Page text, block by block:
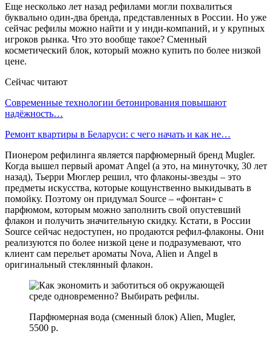
Еще несколько лет назад рефилами могли похвалиться
буквально один-два бренда, представленных в России. Но уже
сейчас рефилы можно найти и у инди-компаний, и у крупных
игроков рынка. Что это вообще такое? Сменный
косметический блок, который можно купить по более низкой
цене.
Сейчас читают
Современные технологии бетонирования повышают
надёжность…
Ремонт квартиры в Беларуси: с чего начать и как не…
Пионером рефилинга является парфюмерный бренд Mugler.
Когда вышел первый аромат Angel (а это, на минуточку, 30 лет
назад), Тьерри Мюглер решил, что флаконы-звезды – это
предметы искусства, которые кощунственно выкидывать в
помойку. Поэтому он придумал Source – «фонтан» с
парфюмом, которым можно заполнить свой опустевший
флакон и получить значительную скидку. Кстати, в России
Source сейчас недоступен, но продаются рефил-флаконы. Они
реализуются по более низкой цене и подразумевают, что
клиент сам перельет ароматы Nova, Alien и Angel в
оригинальный стеклянный флакон.
Парфюмерная вода (сменный блок) Alien, Mugler,
5500 р.